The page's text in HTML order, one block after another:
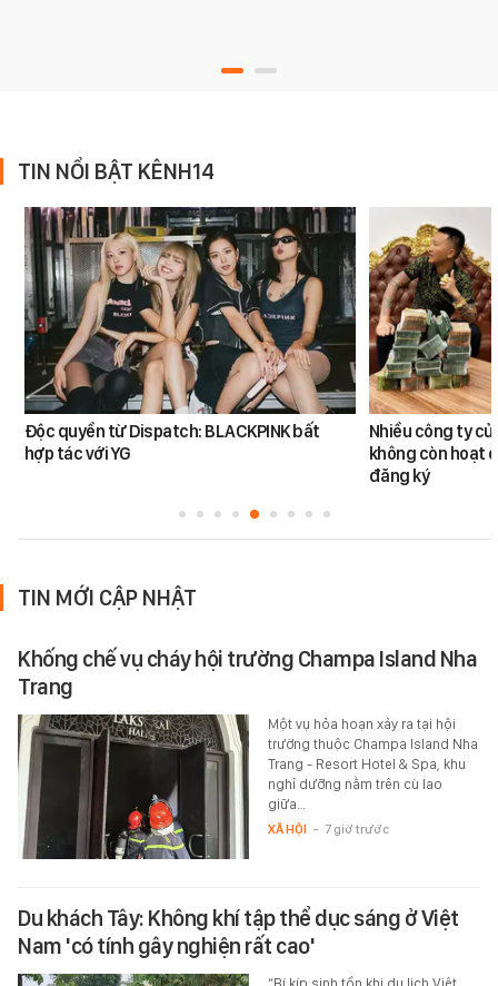
TIN NỔI BẬT KÊNH14
Độc quyền từ Dispatch: BLACKPINK bất
hợp tác với YG
Nhiều công ty
không còn hoạt
đăng ký
TIN MỚI CẬP NHẬT
Khống chế vụ cháy hội trường Champa Island Nha
Trang
Một vụ hỏa hoạn xảy ra tại hội
trường thuộc Champa Island Nha
Trang - Resort Hotel & Spa, khu
nghỉ dưỡng nằm trên cù lao
giữa…
XÃ HỘI - 7 giờ trước
Du khách Tây: Không khí tập thể dục sáng ở Việt
Nam 'có tính gây nghiện rất cao'